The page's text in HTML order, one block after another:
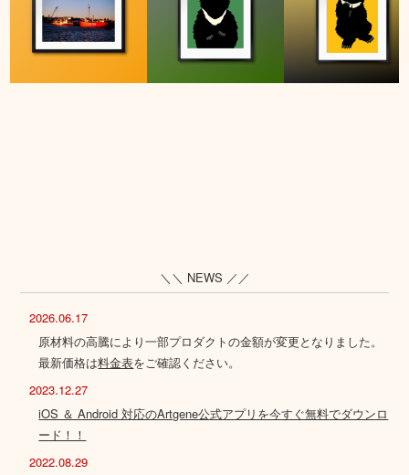
＼＼ NEWS ／／
2026.06.17
原材料の高騰により一部プロダクトの金額が変更となりました。
最新価格は料金表をご確認ください。
2023.12.27
iOS ＆ Android 対応のArtgene公式アプリを今すぐ無料でダウンロ
ード！！
2022.08.29